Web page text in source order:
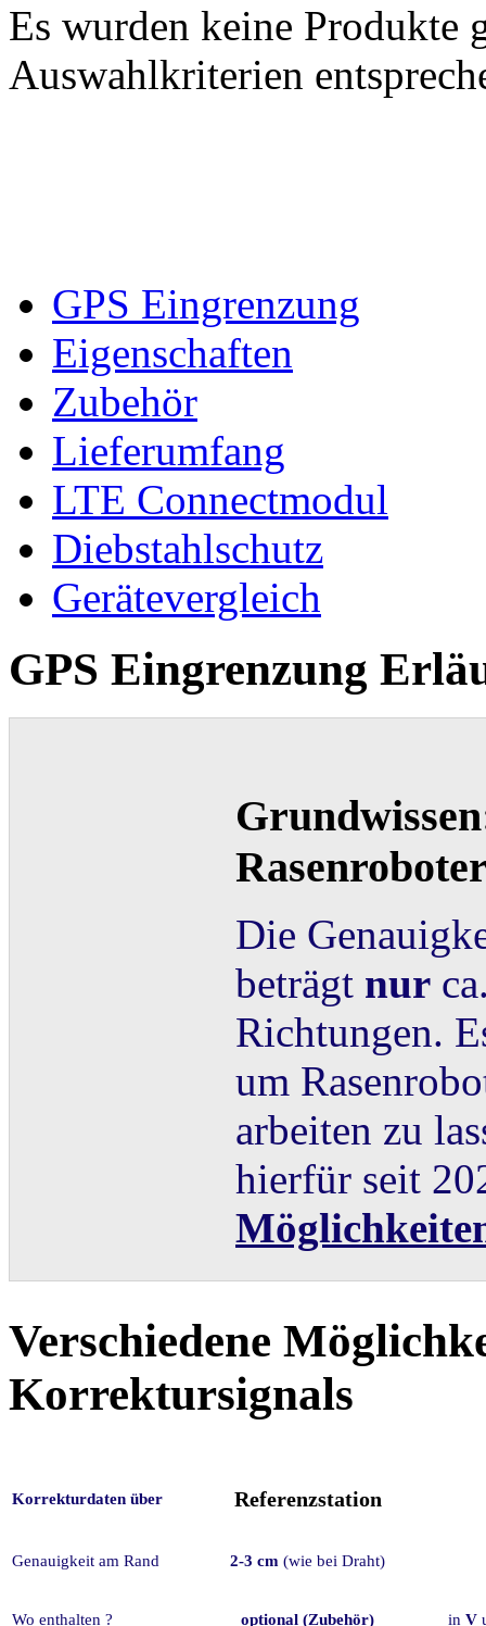
Es wurden keine Produkte
Auswahlkriterien
GPS Eingrenzung
Eigenschaften
Zubehör
Lieferumfang
LTE Connectmodul
Diebstahlschutz
Gerätevergleich
GPS Eingrenzung
Die
beträgt nur
Richtungen.
um
arbeiten zu
hierfür seit
Verschiedene
Korrektursignals
Korrekturdaten über Referenzstation
Genauigkeit am Rand 2-3 cm (wie bei Draht)
Wo enthalten ? optional (Zubehör) in V